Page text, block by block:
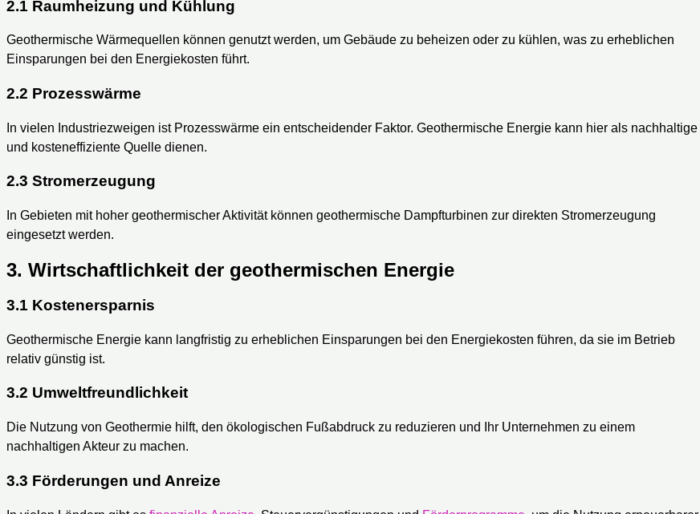
2.1 Raumheizung und Kühlung
Geothermische Wärmequellen können genutzt werden, um Gebäude zu beheizen oder zu kühlen, was zu erheblichen
Einsparungen bei den Energiekosten führt.
2.2 Prozesswärme
In vielen Industriezweigen ist Prozesswärme ein entscheidender Faktor. Geothermische Energie kann hier als nachhaltige
und kosteneffiziente Quelle dienen.
2.3 Stromerzeugung
In Gebieten mit hoher geothermischer Aktivität können geothermische Dampfturbinen zur direkten Stromerzeugung
eingesetzt werden.
3. Wirtschaftlichkeit der geothermischen Energie
3.1 Kostenersparnis
Geothermische Energie kann langfristig zu erheblichen Einsparungen bei den Energiekosten führen, da sie im Betrieb
relativ günstig ist.
3.2 Umweltfreundlichkeit
Die Nutzung von Geothermie hilft, den ökologischen Fußabdruck zu reduzieren und Ihr Unternehmen zu einem
nachhaltigen Akteur zu machen.
3.3 Förderungen und Anreize